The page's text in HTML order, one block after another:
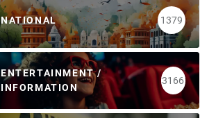
NATIONAL 1379
ENTERTAINMENT /
INFORMATION
3166